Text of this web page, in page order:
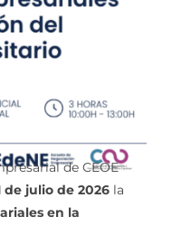
de CEOE
de julio de 2026 la
en la